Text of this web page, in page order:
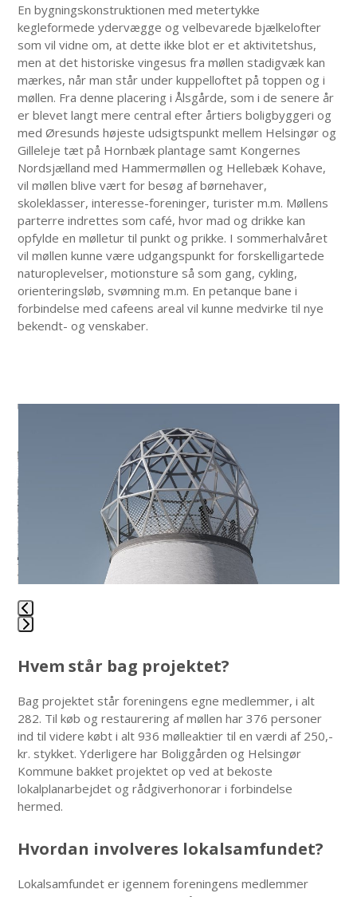
En bygningskonstruktionen med metertykke
kegleformede ydervægge og velbevarede bjælkelofter
som vil vidne om, at dette ikke blot er et aktivitetshus,
men at det historiske vingesus fra møllen stadigvæk kan
mærkes, når man står under kuppelloftet på toppen og i
møllen. Fra denne placering i Ålsgårde, som i de senere år
er blevet langt mere central efter årtiers boligbyggeri og
med Øresunds højeste udsigtspunkt mellem Helsingør og
Gilleleje tæt på Hornbæk plantage samt Kongernes
Nordsjælland med Hammermøllen og Hellebæk Kohave,
vil møllen blive vært for besøg af børnehaver,
skoleklasser, interesse-foreninger, turister m.m. Møllens
parterre indrettes som café, hvor mad og drikke kan
opfylde en mølletur til punkt og prikke. I sommerhalvåret
vil møllen kunne være udgangspunkt for forskelligartede
naturoplevelser, motionsture så som gang, cykling,
orienteringsløb, svømning m.m. En petanque bane i
forbindelse med cafeens areal vil kunne medvirke til nye
bekendt- og venskaber.
Use
and
right
arrow
keys
to
access
the
carousel
navigation
buttons
escape
to
to
the
first
slide
Hvem står bag projektet?
Bag projektet står foreningens egne medlemmer, i alt
282. Til køb og restaurering af møllen har 376 personer
ind til videre købt i alt 936 mølleaktier til en værdi af 250,-
kr. stykket. Yderligere har Boliggården og Helsingør
Kommune bakket projektet op ved at bekoste
lokalplanarbejdet og rådgiverhonorar i forbindelse
hermed.
Hvordan involveres lokalsamfundet?
Lokalsamfundet er igennem foreningens medlemmer